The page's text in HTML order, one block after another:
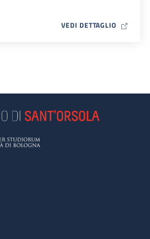
VEDI DETTAGLIO MAP ICON